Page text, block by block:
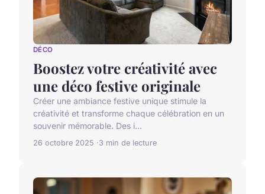
DÉCO
Boostez votre créativité avec
une déco festive originale
Créer une ambiance festive unique stimule la
créativité et transforme chaque célébration en un
souvenir mémorable. Des i...
26 octobre 2025 3 min de lecture